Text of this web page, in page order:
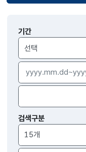
보도자료
검색
기간
검색구분